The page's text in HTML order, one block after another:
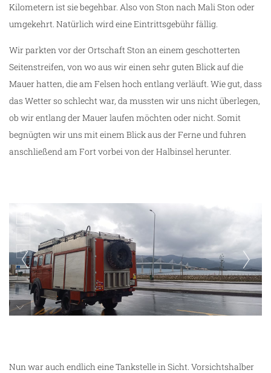
Kilometern ist sie begehbar. Also von Ston nach Mali Ston oder
umgekehrt. Natürlich wird eine Eintrittsgebühr fällig.
Wir parkten vor der Ortschaft Ston an einem geschotterten
Seitenstreifen, von wo aus wir einen sehr guten Blick auf die
Mauer hatten, die am Felsen hoch entlang verläuft. Wie gut, dass
das Wetter so schlecht war, da mussten wir uns nicht überlegen,
ob wir entlang der Mauer laufen möchten oder nicht. Somit
begnügten wir uns mit einem Blick aus der Ferne und fuhren
anschließend am Fort vorbei von der Halbinsel herunter.
Nun war auch endlich eine Tankstelle in Sicht. Vorsichtshalber